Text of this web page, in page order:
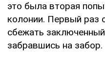
это была вторая
колонии. Первый раз
сбежать
забравшись на